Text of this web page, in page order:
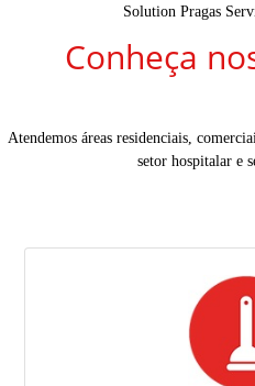
Solution Pragas
Conheça
Atendemos áreas residenciais,
setor hospitalar e